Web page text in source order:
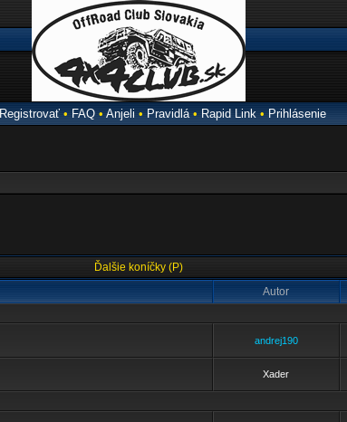
Registrovať• FAQ• Anjeli • Pravidlá• Rapid Link • Prihlásenie
Ďalšie koníčky (P)
Autor
andrej190
Xader